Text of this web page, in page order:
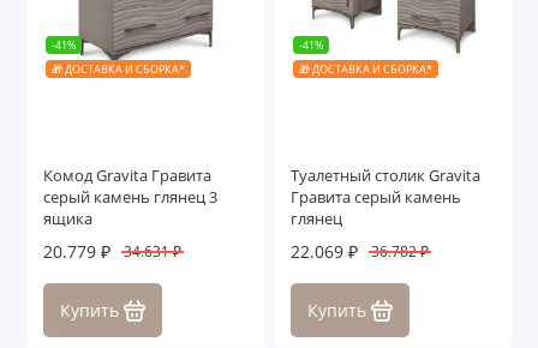
-41%
🎁 ДОСТАВКА И СБОРКА*
Комод Gravita Гравита
серый камень глянец 3
ящика
20.779 ₽ 34.631 ₽
Купить
-41%
🎁 ДОСТАВКА И СБОРКА*
Туалетный столик Gravita
Гравита серый камень
глянец
22.069 ₽ 36.782 ₽
Купить